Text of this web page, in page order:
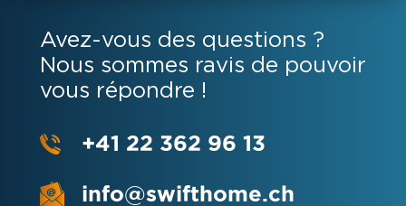
Avez-vous des questions ?
Nous sommes ravis de pouvoir
vous répondre !
+41 22 362 96 13
info@swifthome.ch